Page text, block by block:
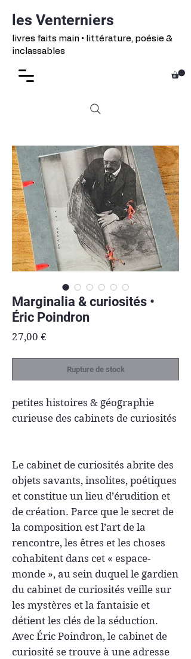
les Venterniers
livres faits main • littérature, poésie &
inclassables
Marginalia & curiosités •
Éric Poindron
27,00 €
Rupture de stock
petites histoires & géographie
curieuse des cabinets de curiosités
Le cabinet de curiosités abrite des
objets savants, insolites, poétiques
et constitue un lieu d’érudition et
de création. Parce que le secret de
la composition est l’art de la
rencontre, les êtres et les choses
cohabitent dans cet « espace-
monde », au sein duquel le gardien
du cabinet de curiosités veille sur
les mystères et la fantaisie et
détient les clés de la séduction.
Avec Éric Poindron, le cabinet de
curiosité se trouve à une adresse